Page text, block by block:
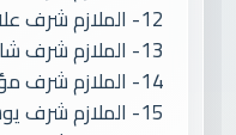
12- الملازم شرف علاء سندياني
13- الملازم شرف شادي المحمد
14- الملازم شرف مؤيد عيسى
15- الملازم شرف يوسف الحلو